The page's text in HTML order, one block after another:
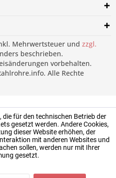
Mehrwertsteuer und zzgl.
beschrieben.
vorbehalten.
Alle Rechte
die für den technischen Betrieb der
gesetzt werden. Andere Cookies,
dieser Website erhöhen, der
mit anderen Websites und
sollen, werden nur mit Ihrer
gesetzt.